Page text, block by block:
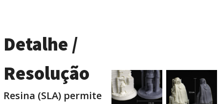
Detalhe /
Resolução
Resina (SLA) permite